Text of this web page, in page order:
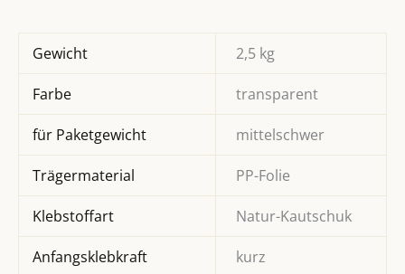
Gewicht
2,5 kg
Farbe
transparent
für Paketgewicht
mittelschwer
Trägermaterial
PP-Folie
Klebstoffart
Natur-Kautschuk
Anfangsklebkraft
kurz